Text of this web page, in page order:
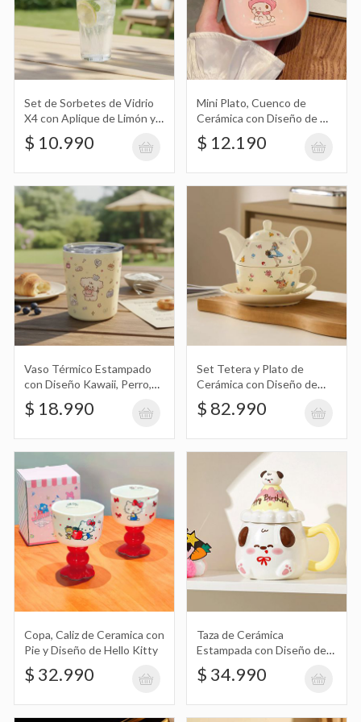
Diseño de Alicia en el País de las
Maravillas
$ 82.990
Copa, Caliz de Ceramica con Pie y
Diseño de Hello Kitty
$ 32.990
Taza de Cerámica Estampada con
Diseño de Perro, Animal con Tapa en
Forma de Gorro Happy Birthday y
Muñeco de Silicona
$ 34.990
Set de Hielos Cuadrados X4 y Pinza de
Acero Inoxidable en Estuche
$ 12.990
Bowl de Cerámica Chico Color Rosado
Estampado con Diseño de Snoopy y
Tapa de Plástico Hermético 9,4X6,5Cm
Set de Sorbetes de Vidrio
X4 con Aplique de Limón y
Limpia Sorbete
$ 10.990
Mini Plato, Cuenco de
Cerámica con Diseño de My
Melody
$ 12.190
Vaso Térmico Estampado
con Diseño Kawaii, Perro,
Bread, Oveja 300Ml
$ 18.990
Set Tetera y Plato de
Cerámica con Diseño de
Alicia en el País de las
Maravillas
$ 82.990
Copa, Caliz de Ceramica con
Pie y Diseño de Hello Kitty
$ 32.990
Taza de Cerámica
Estampada con Diseño de
Perro, Animal con Tapa en
Forma de Gorro Happy
$ 34.990